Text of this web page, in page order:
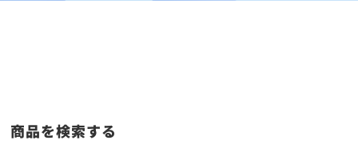
商品を検索する